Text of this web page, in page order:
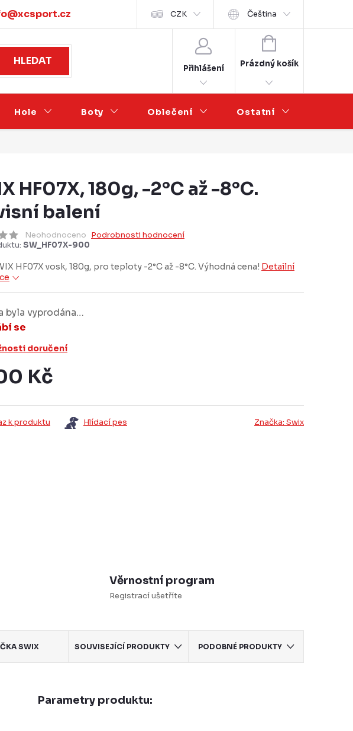
osobních údajů Velkoobchod CZK Čeština
HLEDAT
Přihlášení
NÁKUPNÍ
KOŠÍK
Prázdný košík
Hole Boty Oblečení Ostatní
HF07X, 180g, -2°C až -8°C.
balení
Neohodnoceno Podrobnosti hodnocení
SW_HF07X-900
HF07X vosk, 180g, pro teploty -2°C až -8°C. Výhodná cena! Detailní
byla vyprodána…
se
doručení
Kč
k produktu Hlídací pes Značka: Swix
Věrnostní program
Registrací ušetříte
SWIX SOUVISEJÍCÍ PRODUKTY PODOBNÉ PRODUKTY
Parametry produktu: